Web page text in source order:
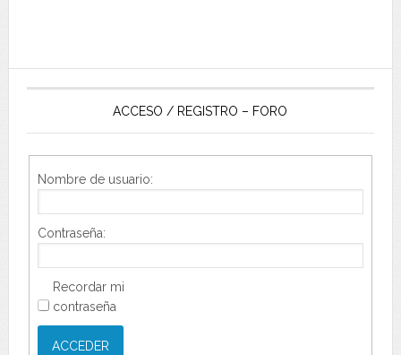
ACCESO / REGISTRO – FORO
Nombre de usuario:
Contraseña:
Recordar mi
contraseña
ACCEDER